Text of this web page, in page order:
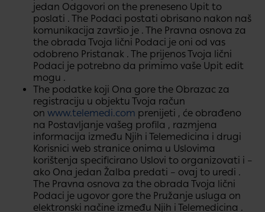
jedan Odgovori on the preneseno Upit to
poslati . The Podaci postati obrisano nakon naš
komunikacija završio je . The Pravna osnova za
the obrada Tvoja lični Podaci je oni od vas
odobreno Pristanak . The prijenos Tvoja lični
Podaci je potrebno da primimo vaše​ Upit edit
mogu .
The podatke koji Ona gore the Obrazac za
registraciju u objektu​ Tvoja račun
on www.telemedi.com prenijeti , će obrađeno
na Postavljanje vašeg profila , razmjena
informacija između Njih i Telemedicina i drugi
Korisnici web stranice onima u Uslovima
korištenja specificirano Uslovi to organizovati i –
ako Ona jedan Žalba predati – ovaj to uredi .
The Pravna osnova za the obrada Tvoja lični
Podaci je ugovor​ gore the Pružanje usluga​ on
elektronski načine između Njih i Telemedicina .